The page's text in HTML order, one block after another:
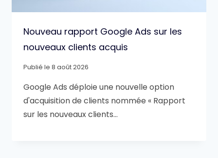
Nouveau rapport Google Ads sur les
nouveaux clients acquis
Publié le 8 août 2026
Google Ads déploie une nouvelle option
d'acquisition de clients nommée « Rapport
sur les nouveaux clients…